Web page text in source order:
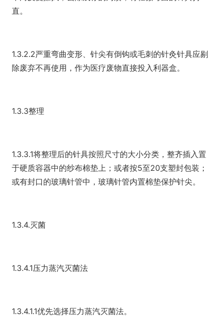
直。
1.3.2.2严重弯曲变形、针尖有倒钩或毛刺的针灸针具应剔
除废弃不再使用，作为医疗废物直接投入利器盒。
1.3.3整理
1.3.3.1将整理后的针具按照尺寸的大小分类，整齐插入置
于硬质容器中的纱布棉垫上；或者按5至20支塑封包装；
或有封口的玻璃针管中，玻璃针管内置棉垫保护针尖。
1.3.4.灭菌
1.3.4.1压力蒸汽灭菌法
1.3.4.1.1优先选择压力蒸汽灭菌法。